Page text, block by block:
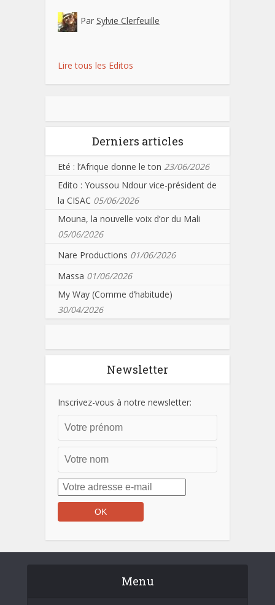
Par Sylvie Clerfeuille
Lire tous les Editos
Derniers articles
Eté : l’Afrique donne le ton 23/06/2026
Edito : Youssou Ndour vice-président de
la CISAC 05/06/2026
Mouna, la nouvelle voix d’or du Mali
05/06/2026
Nare Productions 01/06/2026
Massa 01/06/2026
My Way (Comme d’habitude)
30/04/2026
Newsletter
Inscrivez-vous à notre newsletter:
Menu